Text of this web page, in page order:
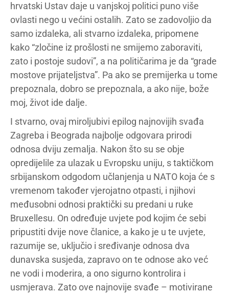
hrvatski Ustav daje u vanjskoj politici puno više
ovlasti nego u većini ostalih. Zato se zadovoljio da
samo izdaleka, ali stvarno izdaleka, pripomene
kako “zločine iz prošlosti ne smijemo zaboraviti,
zato i postoje sudovi”, a na političarima je da “grade
mostove prijateljstva”. Pa ako se premijerka u tome
prepoznala, dobro se prepoznala, a ako nije, bože
moj, život ide dalje.
I stvarno, ovaj miroljubivi epilog najnovijih svađa
Zagreba i Beograda najbolje odgovara prirodi
odnosa dviju zemalja. Nakon što su se obje
opredijelile za ulazak u Evropsku uniju, s taktičkom
srbijanskom odgodom učlanjenja u NATO koja će s
vremenom također vjerojatno otpasti, i njihovi
međusobni odnosi praktički su predani u ruke
Bruxellesu. On određuje uvjete pod kojim će sebi
pripustiti dvije nove članice, a kako je u te uvjete,
razumije se, uključio i sređivanje odnosa dva
dunavska susjeda, zapravo on te odnose ako već
ne vodi i moderira, a ono sigurno kontrolira i
usmjerava. Zato ove najnovije svađe – motivirane